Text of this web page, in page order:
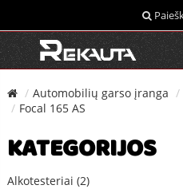
Automobilių garso įranga
Focal 165 AS
KATEGORIJOS
Alkotesteriai (2)